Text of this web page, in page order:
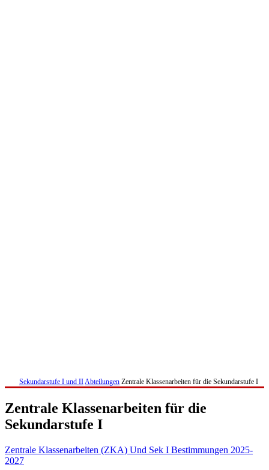
Sekundarstufe I und II Abteilungen Zentrale Klassenarbeiten für die Sekundarstufe I
Zentrale Klassenarbeiten für die
Sekundarstufe I
Zentrale Klassenarbeiten (ZKA) Und Sek I Bestimmungen 2025-
2027